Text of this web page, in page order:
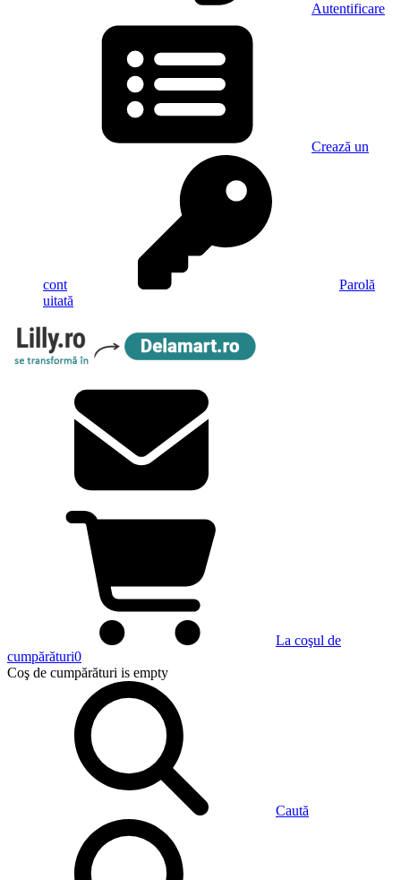
Autentificare
Crează un
cont
Parolă
uitată
La coşul de
cumpărături0
Coş de cumpărături is empty
Caută